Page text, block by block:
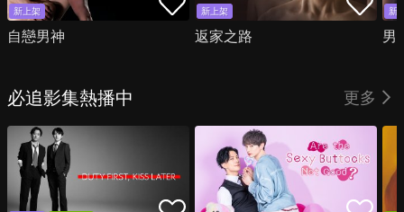
新上架
自戀男神
新上架
返家之路
新
男
必追影集熱播中 更多